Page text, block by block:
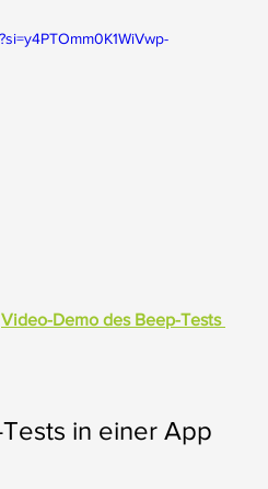
Video-Demo des Beep-Tests
in einer App